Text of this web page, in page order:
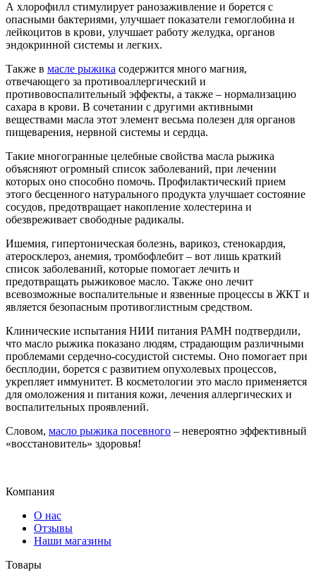
А хлорофилл стимулирует ранозаживление и борется с
опасными бактериями, улучшает показатели гемоглобина и
лейкоцитов в крови, улучшает работу желудка, органов
эндокринной системы и легких.
Также в масле рыжика содержится много магния,
отвечающего за противоаллергический и
противовоспалительный эффекты, а также – нормализацию
сахара в крови. В сочетании с другими активными
веществами масла этот элемент весьма полезен для органов
пищеварения, нервной системы и сердца.
Такие многогранные целебные свойства масла рыжика
объясняют огромный список заболеваний, при лечении
которых оно способно помочь. Профилактический прием
этого бесценного натурального продукта улучшает состояние
сосудов, предотвращает накопление холестерина и
обезвреживает свободные радикалы.
Ишемия, гипертоническая болезнь, варикоз, стенокардия,
атеросклероз, анемия, тромбофлебит – вот лишь краткий
список заболеваний, которые помогает лечить и
предотвращать рыжиковое масло. Также оно лечит
всевозможные воспалительные и язвенные процессы в ЖКТ и
является безопасным противоглистным средством.
Клинические испытания НИИ питания РАМН подтвердили,
что масло рыжика показано людям, страдающим различными
проблемами сердечно-сосудистой системы. Оно помогает при
бесплодии, борется с развитием опухолевых процессов,
укрепляет иммунитет. В косметологии это масло применяется
для омоложения и питания кожи, лечения аллергических и
воспалительных проявлений.
Словом, масло рыжика посевного – невероятно эффективный
«восстановитель» здоровья!
Компания
О нас
Отзывы
Наши магазины
Товары